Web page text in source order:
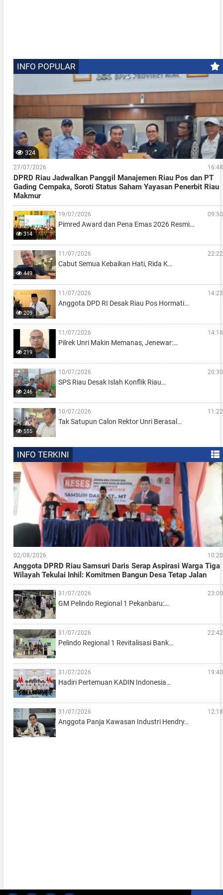
INFO POPULAR
324
27/07/2026 16:48
DPRD Riau Jadwalkan Panggil Manajemen Riau Pos dan PT
Gading Cempaka, Soroti Status Saham Yayasan Penerbit Riau
Makmur
314
19/07/2026 09:50
Pimred Award dan Pena Emas 2026 Resmi…
449
11/07/2026 22:22
Cabut Semua Kebaikan Hati, Rida K…
209
11/07/2026 14:23
Anggota DPD RI Desak Riau Pos Hormati…
219
11/07/2026 14:16
Pilrek Unri Makin Memanas, Jenewar:…
246
10/07/2026 20:30
SPS Riau Desak Islah Konflik Riau…
555
10/07/2026 11:22
Tak Satupun Calon Rektor Unri Berasal…
INFO TERKINI
02/08/2026 10:20
Anggota DPRD Riau Samsuri Daris Serap Aspirasi Warga Tiga
Wilayah Tekulai Inhil: Komitmen Bangun Desa Tetap Jalan
31/07/2026 23:00
GM Pelindo Regional 1 Pekanbaru:…
31/07/2026 22:42
Pelindo Regional 1 Revitalisasi Bank…
31/07/2026 19:40
Hadiri Pertemuan KADIN Indonesia…
31/07/2026 12:18
Anggota Panja Kawasan Industri Hendry…